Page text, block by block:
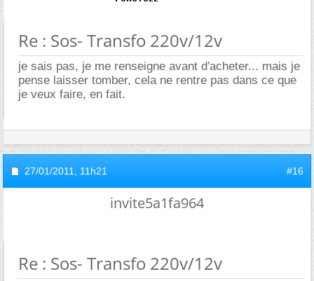
Re : Sos- Transfo 220v/12v
je sais pas, je me renseigne avant d'acheter... mais je
pense laisser tomber, cela ne rentre pas dans ce que
je veux faire, en fait.
27/01/2011, 11h21 #16
invite5a1fa964
Re : Sos- Transfo 220v/12v